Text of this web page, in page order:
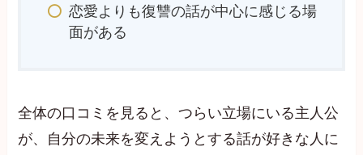
恋愛よりも復讐の話が中心に感じる場
面がある
全体の口コミを見ると、つらい立場にいる主人公
が、自分の未来を変えようとする話が好きな人に